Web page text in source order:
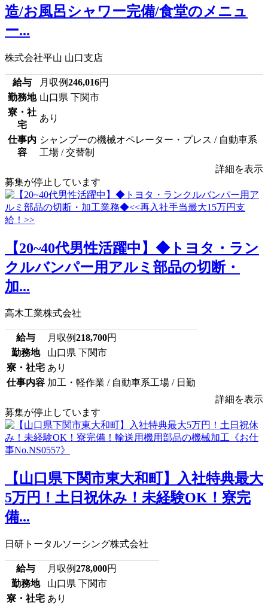
造/お風呂シャワー完備/食堂のメニュ
ー...
株式会社平山 山口支店
給与 月収例246,016円
勤務地 山口県 下関市
寮・社
宅
あり
仕事内
容
シャンプーの機械オペレーター・プレス / 自動車系
工場 / 交替制
詳細を表示
募集が停止しています
【20~40代男性活躍中】◆トヨタ・ラン
クルバンパー用アルミ部品の切断・
加...
高木工業株式会社
給与 月収例218,700円
勤務地
山口県 下関市
寮・社宅 あり
仕事内容 加工・軽作業 / 自動車系工場 / 日勤
詳細を表示
募集が停止しています
【山口県下関市東大和町】入社特典最大
5万円！土日祝休み！未経験OK！寮完
備...
日研トータルソーシング株式会社
給与 月収例278,000円
勤務地
山口県 下関市
寮・社宅 あり